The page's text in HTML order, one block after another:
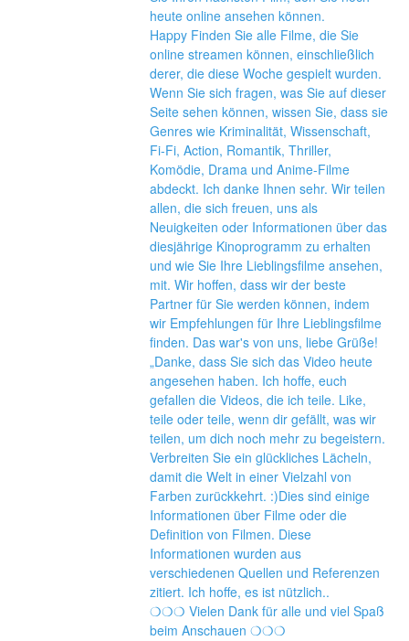
heute online ansehen können.
Happy Finden Sie alle Filme, die Sie
online streamen können, einschließlich
derer, die diese Woche gespielt wurden.
Wenn Sie sich fragen, was Sie auf dieser
Seite sehen können, wissen Sie, dass sie
Genres wie Kriminalität, Wissenschaft,
Fi-Fi, Action, Romantik, Thriller,
Komödie, Drama und Anime-Filme
abdeckt. Ich danke Ihnen sehr. Wir teilen
allen, die sich freuen, uns als
Neuigkeiten oder Informationen über das
diesjährige Kinoprogramm zu erhalten
und wie Sie Ihre Lieblingsfilme ansehen,
mit. Wir hoffen, dass wir der beste
Partner für Sie werden können, indem
wir Empfehlungen für Ihre Lieblingsfilme
finden. Das war's von uns, liebe Grüße!
„Danke, dass Sie sich das Video heute
angesehen haben. Ich hoffe, euch
gefallen die Videos, die ich teile. Like,
teile oder teile, wenn dir gefällt, was wir
teilen, um dich noch mehr zu begeistern.
Verbreiten Sie ein glückliches Lächeln,
damit die Welt in einer Vielzahl von
Farben zurückkehrt. :)Dies sind einige
Informationen über Filme oder die
Definition von Filmen. Diese
Informationen wurden aus
verschiedenen Quellen und Referenzen
zitiert. Ich hoffe, es ist nützlich..
❍❍❍ Vielen Dank für alle und viel Spaß
beim Anschauen ❍❍❍